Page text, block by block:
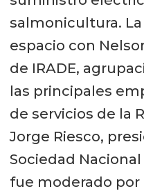
salmonicultura.
espacio con
de IRADE,
las principales
de servicios de la
Jorge Riesco,
Sociedad
fue moderado por